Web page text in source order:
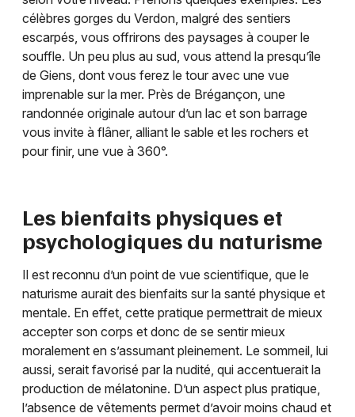
célèbres gorges du Verdon, malgré des sentiers
escarpés, vous offrirons des paysages à couper le
souffle. Un peu plus au sud, vous attend la presqu’île
de Giens, dont vous ferez le tour avec une vue
imprenable sur la mer. Près de Brégançon, une
randonnée originale autour d’un lac et son barrage
vous invite à flâner, alliant le sable et les rochers et
pour finir, une vue à 360°.
Les bienfaits physiques et
psychologiques du naturisme
Il est reconnu d’un point de vue scientifique, que le
naturisme aurait des bienfaits sur la santé physique et
mentale. En effet, cette pratique permettrait de mieux
accepter son corps et donc de se sentir mieux
moralement en s’assumant pleinement. Le sommeil, lui
aussi, serait favorisé par la nudité, qui accentuerait la
production de mélatonine. D’un aspect plus pratique,
l’absence de vêtements permet d’avoir moins chaud et